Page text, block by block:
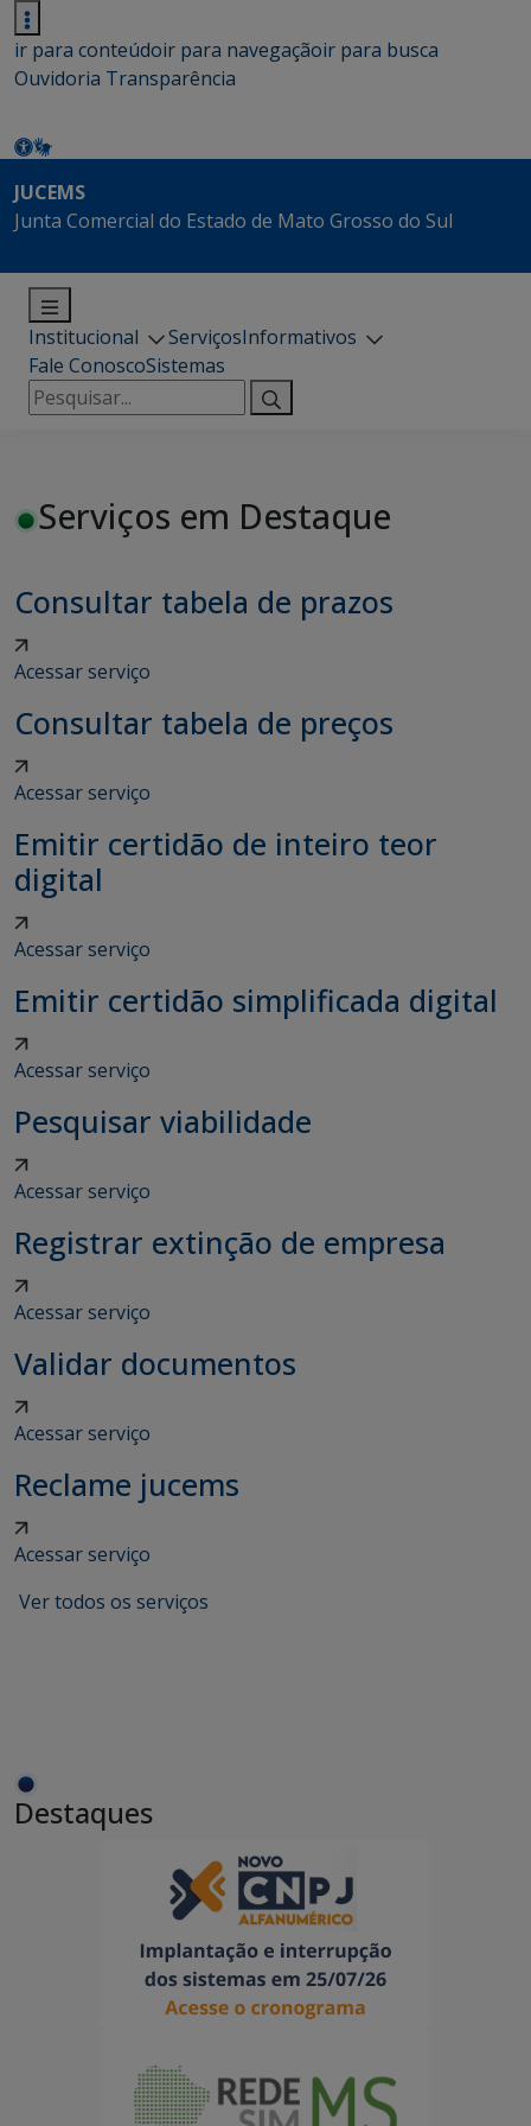
ir para conteúdoir para navegaçãoir para busca
Ouvidoria Transparência
JUCEMS
Junta Comercial do Estado de Mato Grosso do Sul
Institucional ServiçosInformativos
Fale ConoscoSistemas
Pesquisar
por:
Serviços em Destaque
Consultar tabela de prazos
Acessar serviço
Consultar tabela de preços
Acessar serviço
Emitir certidão de inteiro teor
digital
Acessar serviço
Emitir certidão simplificada digital
Acessar serviço
Pesquisar viabilidade
Acessar serviço
Registrar extinção de empresa
Acessar serviço
Validar documentos
Acessar serviço
Reclame jucems
Acessar serviço
Ver todos os serviços
Destaques